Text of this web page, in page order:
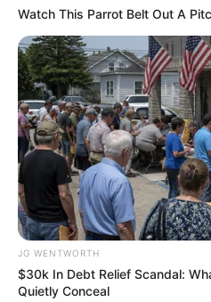
Co-stars Who Lost
Other
BUZZ DAY
Watch This Parrot Belt Out A
JG WENTWORTH
$30k In Debt Relief Scandal:
Quietly Conceal